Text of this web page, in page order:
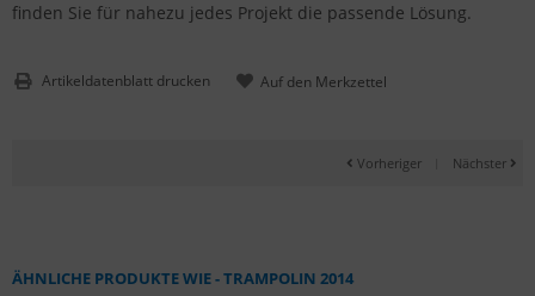
finden Sie für nahezu jedes Projekt die passende Lösung.
Artikeldatenblatt drucken
Vorheriger Nächster
ÄHNLICHE PRODUKTE WIE - TRAMPOLIN 2014